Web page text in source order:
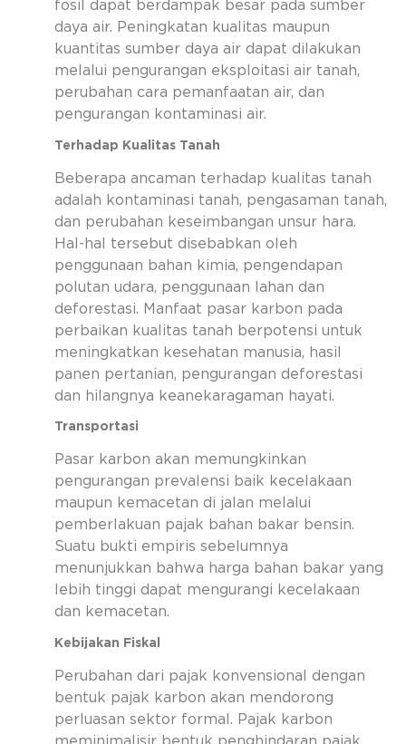
fosil dapat berdampak besar pada sumber
daya air. Peningkatan kualitas maupun
kuantitas sumber daya air dapat dilakukan
melalui pengurangan eksploitasi air tanah,
perubahan cara pemanfaatan air, dan
pengurangan kontaminasi air.
Terhadap Kualitas Tanah
Beberapa ancaman terhadap kualitas tanah
adalah kontaminasi tanah, pengasaman tanah,
dan perubahan keseimbangan unsur hara.
Hal-hal tersebut disebabkan oleh
penggunaan bahan kimia, pengendapan
polutan udara, penggunaan lahan dan
deforestasi. Manfaat pasar karbon pada
perbaikan kualitas tanah berpotensi untuk
meningkatkan kesehatan manusia, hasil
panen pertanian, pengurangan deforestasi
dan hilangnya keanekaragaman hayati.
Transportasi
Pasar karbon akan memungkinkan
pengurangan prevalensi baik kecelakaan
maupun kemacetan di jalan melalui
pemberlakuan pajak bahan bakar bensin.
Suatu bukti empiris sebelumnya
menunjukkan bahwa harga bahan bakar yang
lebih tinggi dapat mengurangi kecelakaan
dan kemacetan.
Kebijakan Fiskal
Perubahan dari pajak konvensional dengan
bentuk pajak karbon akan mendorong
perluasan sektor formal. Pajak karbon
meminimalisir bentuk penghindaran pajak